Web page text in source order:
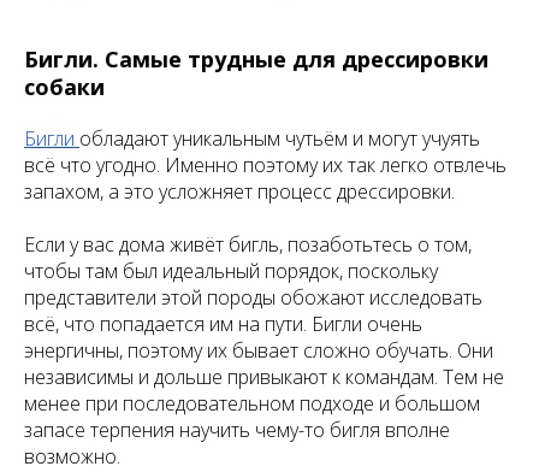
Бигли. Самые трудные для дрессировки
собаки
Бигли обладают уникальным чутьём и могут учуять
всё что угодно. Именно поэтому их так легко отвлечь
запахом, а это усложняет процесс дрессировки.
Если у вас дома живёт бигль, позаботьтесь о том,
чтобы там был идеальный порядок, поскольку
представители этой породы обожают исследовать
всё, что попадается им на пути. Бигли очень
энергичны, поэтому их бывает сложно обучать. Они
независимы и дольше привыкают к командам. Тем не
менее при последовательном подходе и большом
запасе терпения научить чему-то бигля вполне
возможно.